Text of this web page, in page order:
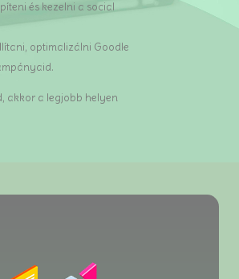
és kezelni a social
optimalizálni Goodle
akkor a legjobb helyen